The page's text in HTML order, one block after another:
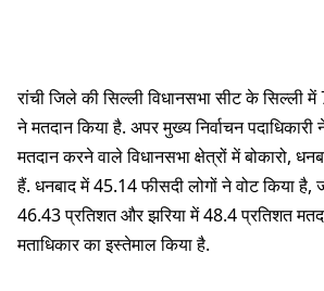
रांची जिले की सिल्ली विधानसभा सीट के सिल्ली
ने मतदान किया है. अपर मुख्य निर्वाचन
मतदान करने वाले विधानसभा क्षेत्रों में बोकारो,
हैं. धनबाद में 45.14 फीसदी लोगों ने वोट किया है,
46.43 प्रतिशत और झरिया में 48.4 प्रतिशत
मताधिकार का इस्तेमाल किया है.